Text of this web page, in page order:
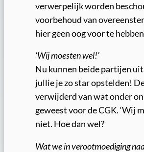
verwerpelijk worden
voorbehoud van
hier geen oog voor te
‘Wij moesten wel!’
Nu kunnen beide partijen
jullie je zo star opstelden!
verwijderd van wat onder
geweest voor de CGK. ‘Wij
niet. Hoe dan wel?
Wat we in verootmoediging